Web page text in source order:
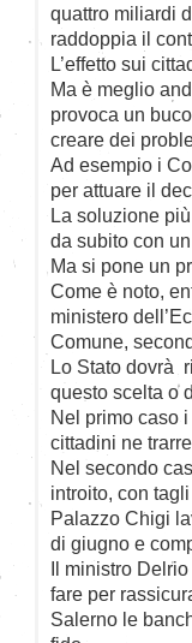
quattro miliardi
raddoppia il
L’effetto sui
Ma è meglio
provoca un
creare dei
Ad esempio i
per attuare il
La soluzione
da subito con
Ma si pone un
Come è noto,
ministero
Comune,
Lo Stato dovrà
questo scelta o
Nel primo caso
cittadini ne
Nel secondo
introito, con
Palazzo Chigi
di giugno e
Il ministro
fare per
Salerno le